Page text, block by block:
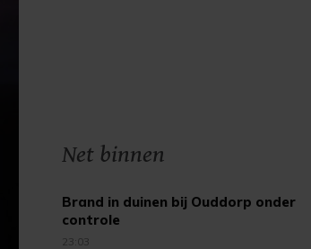
Net binnen
Brand in duinen bij Ouddorp onder
controle
23:03